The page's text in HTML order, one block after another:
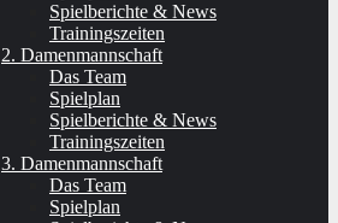
Spielberichte & News
Trainingszeiten
2. Damenmannschaft
Das Team
Spielplan
Spielberichte & News
Trainingszeiten
3. Damenmannschaft
Das Team
Spielplan